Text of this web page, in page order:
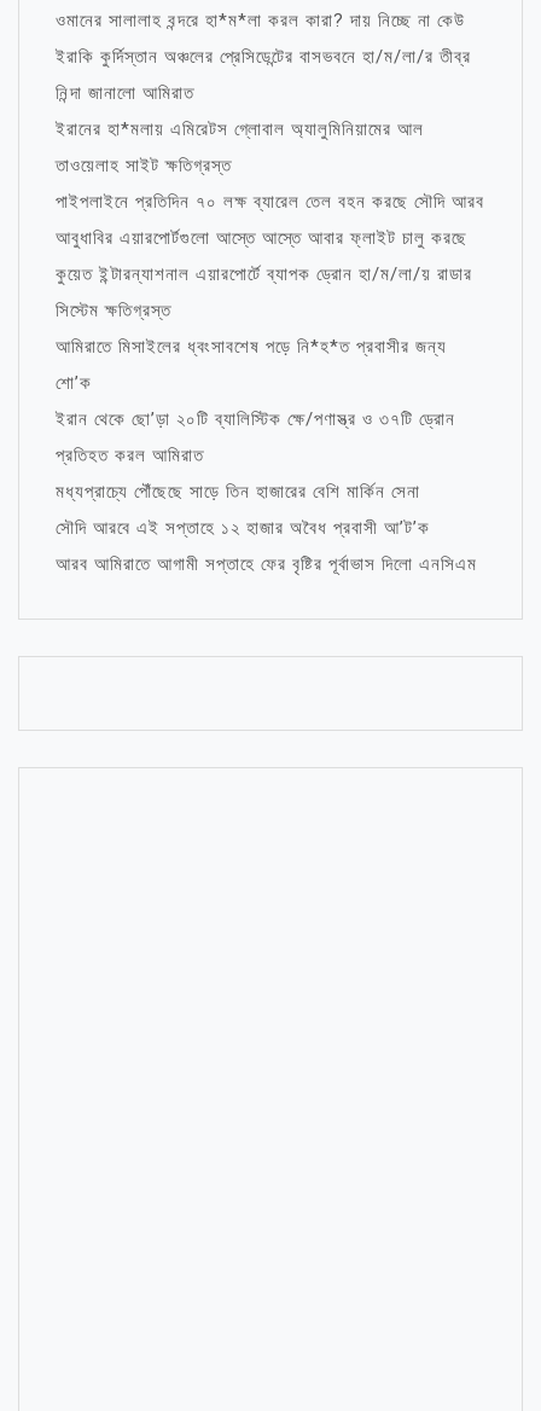
ওমানের সালালাহ বন্দরে হা*ম*লা করল কারা? দায় নিচ্ছে না কেউ
ইরাকি কুর্দিস্তান অঞ্চলের প্রেসিডেন্টের বাসভবনে হা/ম/লা/র তীব্র
নিন্দা জানালো আমিরাত
ইরানের হা*মলায় এমিরেটস গ্লোবাল অ্যালুমিনিয়ামের আল
তাওয়েলাহ সাইট ক্ষতিগ্রস্ত
পাইপলাইনে প্রতিদিন ৭০ লক্ষ ব্যারেল তেল বহন করছে সৌদি আরব
আবুধাবির এয়ারপোর্টগুলো আস্তে আস্তে আবার ফ্লাইট চালু করছে
কুয়েত ইন্টারন্যাশনাল এয়ারপোর্টে ব্যাপক ড্রোন হা/ম/লা/য় রাডার
সিস্টেম ক্ষতিগ্রস্ত
আমিরাতে মিসাইলের ধ্বংসাবশেষ পড়ে নি*হ*ত প্রবাসীর জন্য
শো’ক
ইরান থেকে ছো’ড়া ২০টি ব্যালিস্টিক ক্ষে/পণাস্ত্র ও ৩৭টি ড্রোন
প্রতিহত করল আমিরাত
মধ্যপ্রাচ্যে পৌঁছেছে সাড়ে তিন হাজারের বেশি মার্কিন সেনা
সৌদি আরবে এই সপ্তাহে ১২ হাজার অবৈধ প্রবাসী আ’ট’ক
আরব আমিরাতে আগামী সপ্তাহে ফের বৃষ্টির পূর্বাভাস দিলো এনসিএম